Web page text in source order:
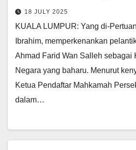
18 JULY 2025
KUALA LUMPUR: Yang di-
Ibrahim, memperkenankan
Ahmad Farid Wan Salleh sebagai
Negara yang baharu. Menurut
Ketua Pendaftar Mahkamah
dalam…